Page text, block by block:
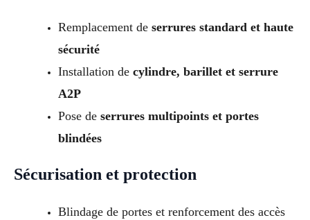
Remplacement de serrures standard et haute
sécurité
Installation de cylindre, barillet et serrure
A2P
Pose de serrures multipoints et portes
blindées
Sécurisation et protection
Blindage de portes et renforcement des accès